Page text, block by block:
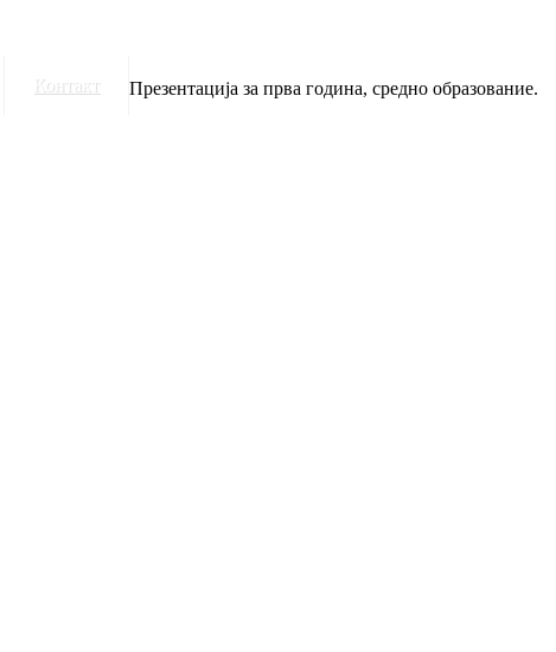
Контакт Презентација за прва година, средно образование.